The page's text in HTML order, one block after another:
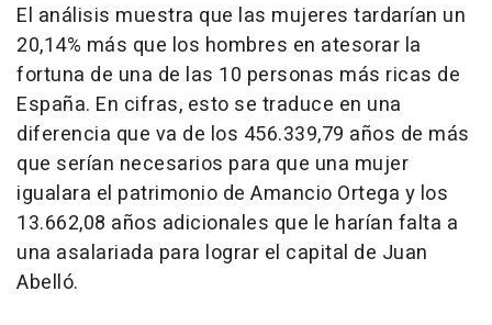
El análisis muestra que las mujeres tardarían un
20,14% más que los hombres en atesorar la
fortuna de una de las 10 personas más ricas de
España. En cifras, esto se traduce en una
diferencia que va de los 456.339,79 años de más
que serían necesarios para que una mujer
igualara el patrimonio de Amancio Ortega y los
13.662,08 años adicionales que le harían falta a
una asalariada para lograr el capital de Juan
Abelló.